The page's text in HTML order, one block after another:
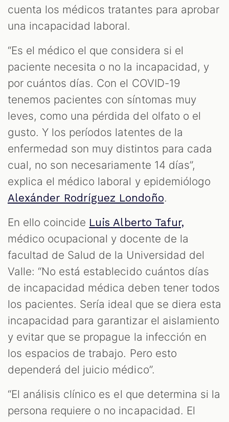
cuenta los médicos tratantes para aprobar
una incapacidad laboral.
“Es el médico el que considera si el
paciente necesita o no la incapacidad, y
por cuántos días. Con el COVID-19
tenemos pacientes con síntomas muy
leves, como una pérdida del olfato o el
gusto. Y los períodos latentes de la
enfermedad son muy distintos para cada
cual, no son necesariamente 14 días”,
explica el médico laboral y epidemiólogo
Alexánder Rodríguez Londoño.
En ello coincide Luis Alberto Tafur,
médico ocupacional y docente de la
facultad de Salud de la Universidad del
Valle: “No está establecido cuántos días
de incapacidad médica deben tener todos
los pacientes. Sería ideal que se diera esta
incapacidad para garantizar el aislamiento
y evitar que se propague la infección en
los espacios de trabajo. Pero esto
dependerá del juicio médico”.
“El análisis clínico es el que determina si la
persona requiere o no incapacidad. El